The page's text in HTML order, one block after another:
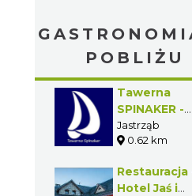
POBLIŻU
Tawerna
SPINAKER -
Jastrząb -
Gmina Poraj
Jastrząb
0.62 km
Restauracja
Hotel Jaś i